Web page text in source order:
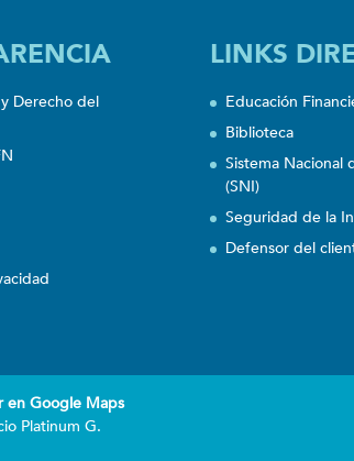
Derecho del
LINKS
Educación
Biblioteca
Sistema Nacional
(SNI)
Seguridad de la
Defensor del
en Google Maps
Platinum G.